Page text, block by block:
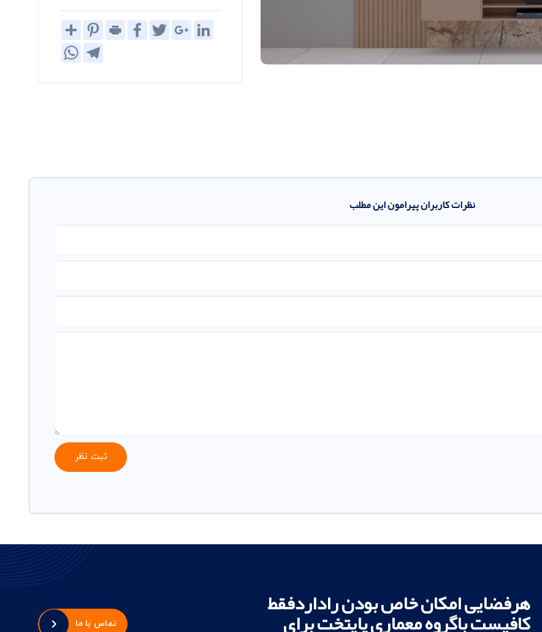
Share
PinterestPrint
FacebookTwitterGoogle+LinkedIn
WhatsAppTelegram
نظرات کاربران پیرامون این مطلب
هرفضایی امکان خاص بودن راداردفقط
کافیست باگروه معماری پایتخت برای تماس با ما